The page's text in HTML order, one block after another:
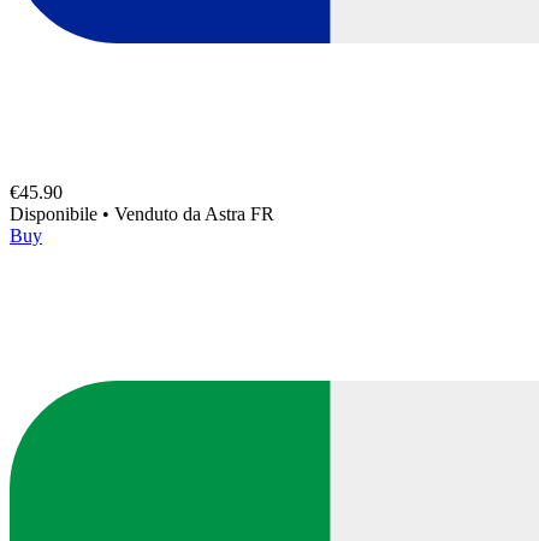
€45.90
Disponibile • Venduto da Astra FR
Buy